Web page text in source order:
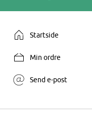
Startside
Min ordre
Send e-post